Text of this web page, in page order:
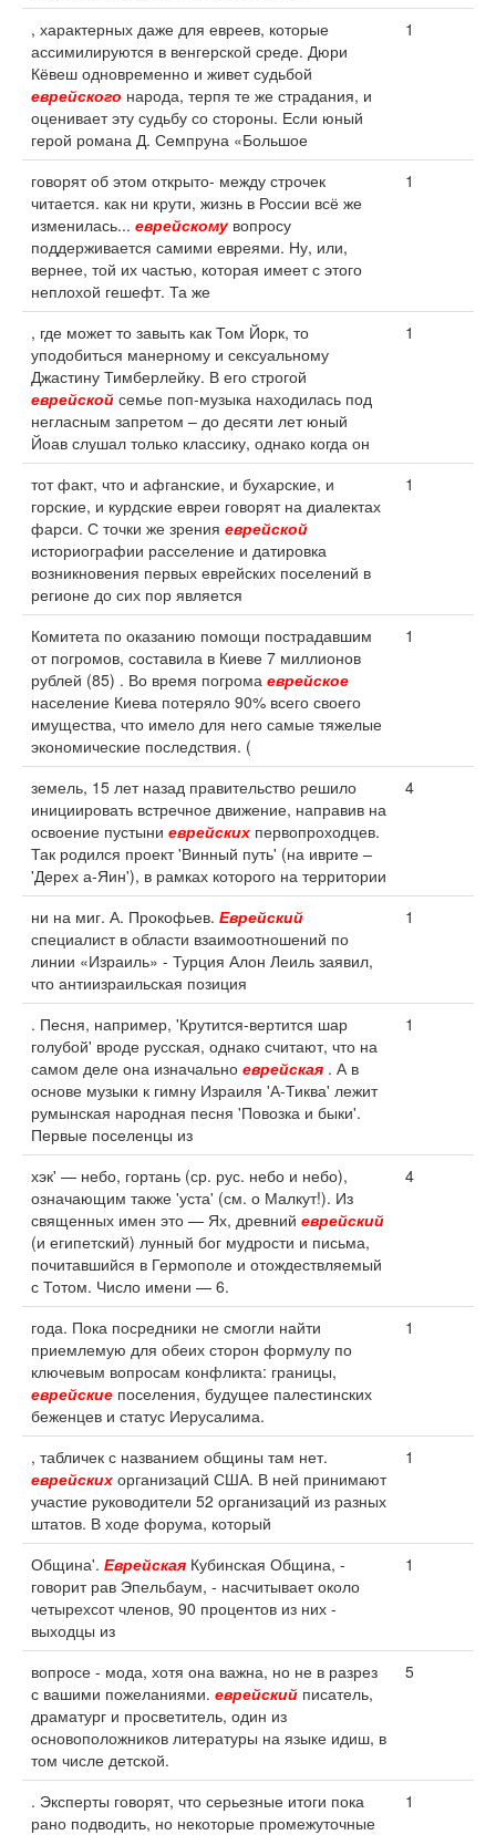
, характерных даже для евреев, которые
ассимилируются в венгерской среде. Дюри
Кёвеш одновременно и живет судьбой
еврейского народа, терпя те же страдания, и
оценивает эту судьбу со стороны. Если юный
герой романа Д. Семпруна «Большое
1
говорят об этом открыто- между строчек
читается. как ни крути, жизнь в России всё же
изменилась... еврейскомувопросу
поддерживается самими евреями. Ну, или,
вернее, той их частью, которая имеет с этого
неплохой гешефт. Та же
1
, где может то завыть как Том Йорк, то
уподобиться манерному и сексуальному
Джастину Тимберлейку. В его строгой
еврейской семье поп-музыка находилась под
негласным запретом – до десяти лет юный
Йоав слушал только классику, однако когда он
1
тот факт, что и афганские, и бухарские, и
горские, и курдские евреи говорят на диалектах
фарси. С точки же зрения еврейской
историографии расселение и датировка
возникновения первых еврейских поселений в
регионе до сих пор является
1
Комитета по оказанию помощи пострадавшим
от погромов, составила в Киеве 7 миллионов
рублей (85) . Во время погрома еврейское
население Киева потеряло 90% всего своего
имущества, что имело для него самые тяжелые
экономические последствия. (
1
земель, 15 лет назад правительство решило
инициировать встречное движение, направив на
освоение пустыни еврейских первопроходцев.
Так родился проект 'Винный путь' (на иврите –
'Дерех а-Яин'), в рамках которого на территории
4
ни на миг. А. Прокофьев. Еврейский
специалист в области взаимоотношений по
линии «Израиль» - Турция Алон Леиль заявил,
что антиизраильская позиция
1
. Песня, например, 'Крутится-вертится шар
голубой' вроде русская, однако считают, что на
самом деле она изначально еврейская . А в
основе музыки к гимну Израиля 'А-Тиква' лежит
румынская народная песня 'Повозка и быки'.
Первые поселенцы из
1
хэк' — небо, гортань (ср. рус. небо и небо),
означающим также 'уста' (см. о Малкут!). Из
священных имен это — Ях, древний еврейский
(и египетский) лунный бог мудрости и письма,
почитавшийся в Гермополе и отождествляемый
с Тотом. Число имени — 6.
4
года. Пока посредники не смогли найти
приемлемую для обеих сторон формулу по
ключевым вопросам конфликта: границы,
еврейские поселения, будущее палестинских
беженцев и статус Иерусалима.
1
, табличек с названием общины там нет.
еврейских организаций США. В ней принимают
участие руководители 52 организаций из разных
штатов. В ходе форума, который
1
Община'. Еврейская Кубинская Община, -
говорит рав Эпельбаум, - насчитывает около
четырехсот членов, 90 процентов из них -
выходцы из
1
вопросе - мода, хотя она важна, но не в разрез
с вашими пожеланиями. еврейский писатель,
драматург и просветитель, один из
основоположников литературы на языке идиш, в
том числе детской.
5
. Эксперты говорят, что серьезные итоги пока
рано подводить, но некоторые промежуточные
1